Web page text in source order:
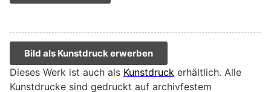
Bild als Kunstdruck erwerben
Dieses Werk ist auch als Kunstdruck erhältlich. Alle
Kunstdrucke sind gedruckt auf archivfestem